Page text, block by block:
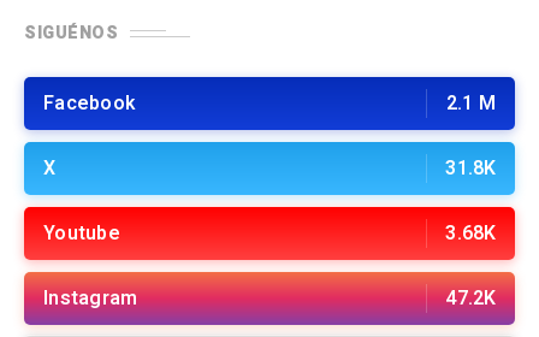
SIGUÉNOS
Facebook 2.1 M
X 31.8K
Youtube 3.68K
Instagram 47.2K